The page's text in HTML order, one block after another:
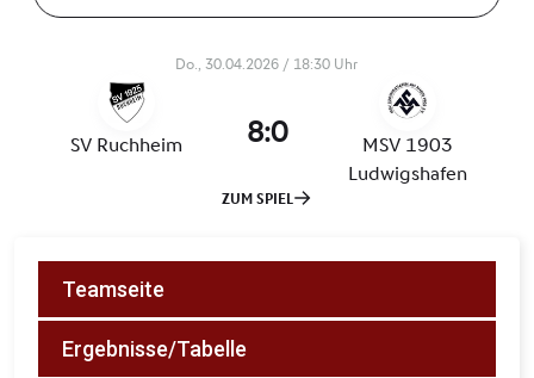
Teamseite
Ergebnisse/Tabelle